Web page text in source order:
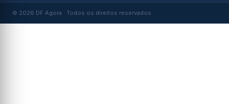
© 2026 DF Agora · Todos os direitos reservados